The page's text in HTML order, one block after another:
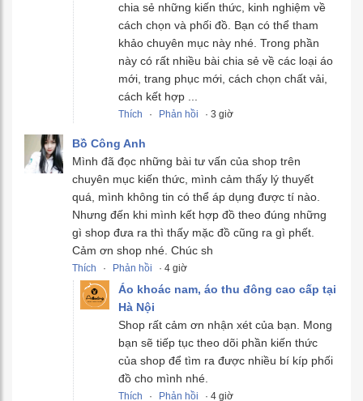
chia sẻ những kiến thức, kinh nghiệm về
cách chọn và phối đồ. Bạn có thể tham
khảo chuyên mục này nhé. Trong phần
này có rất nhiều bài chia sẻ về các loại áo
mới, trang phục mới, cách chọn chất vải,
cách kết hợp ...
Thích · Phản hồi · 3 giờ
Bồ Công Anh
Mình đã đọc những bài tư vấn của shop trên
chuyên mục kiến thức, mình cảm thấy lý thuyết
quá, mình không tin có thể áp dụng được tí nào.
Nhưng đến khi mình kết hợp đồ theo đúng những
gì shop đưa ra thì thấy mặc đồ cũng ra gì phết.
Cảm ơn shop nhé. Chúc sh
Thích · Phản hồi · 4 giờ
Áo khoác nam, áo thu đông cao cấp tại
Hà Nội
Shop rất cảm ơn nhận xét của bạn. Mong
bạn sẽ tiếp tục theo dõi phần kiến thức
của shop để tìm ra được nhiều bí kíp phối
đồ cho mình nhé.
Thích · Phản hồi · 4 giờ